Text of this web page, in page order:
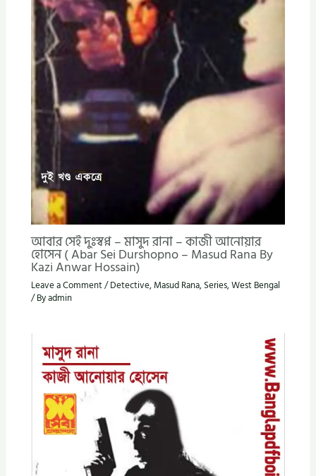
আবার সেই দুঃস্বপ্ন – মাসুদ রানা – কাজী আনোয়ার
হোসেন ( Abar Sei Durshopno – Masud Rana By
Kazi Anwar Hossain)
Leave a Comment/Detective, Masud Rana, Series,West Bengal
/ Byadmin